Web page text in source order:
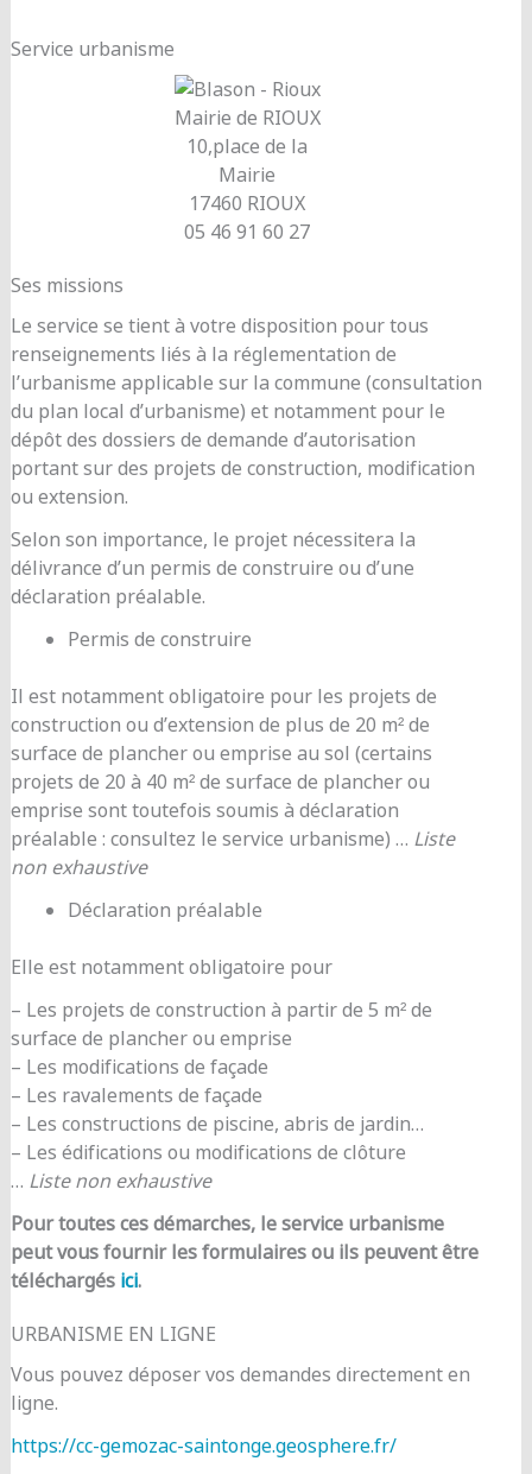
Service urbanisme
Mairie de RIOUX
10,place de la
Mairie
17460 RIOUX
05 46 91 60 27
Ses missions
Le service se tient à votre disposition pour tous
renseignements liés à la réglementation de
l’urbanisme applicable sur la commune (consultation
du plan local d’urbanisme) et notamment pour le
dépôt des dossiers de demande d’autorisation
portant sur des projets de construction, modification
ou extension.
Selon son importance, le projet nécessitera la
délivrance d’un permis de construire ou d’une
déclaration préalable.
Permis de construire
Il est notamment obligatoire pour les projets de
construction ou d’extension de plus de 20 m² de
surface de plancher ou emprise au sol (certains
projets de 20 à 40 m² de surface de plancher ou
emprise sont toutefois soumis à déclaration
préalable : consultez le service urbanisme) … Liste
non exhaustive
Déclaration préalable
Elle est notamment obligatoire pour
– Les projets de construction à partir de 5 m² de
surface de plancher ou emprise
– Les modifications de façade
– Les ravalements de façade
– Les constructions de piscine, abris de jardin…
– Les édifications ou modifications de clôture
… Liste non exhaustive
Pour toutes ces démarches, le service urbanisme
peut vous fournir les formulaires ou ils peuvent être
téléchargés ici.
URBANISME EN LIGNE
Vous pouvez déposer vos demandes directement en
ligne.
https://cc-gemozac-saintonge.geosphere.fr/